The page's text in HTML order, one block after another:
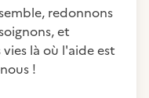
redonnons
et
là où l'aide est
!